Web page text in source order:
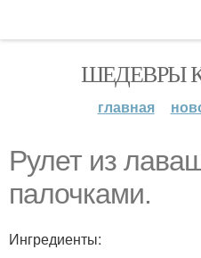
ШЕДЕВРЫ
главная
Рулет из
палочками.
Ингредиенты: